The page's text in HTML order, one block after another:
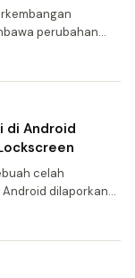
perubahan
di saat yang sama
di Android
celah
dilaporkan
akses fisik ke